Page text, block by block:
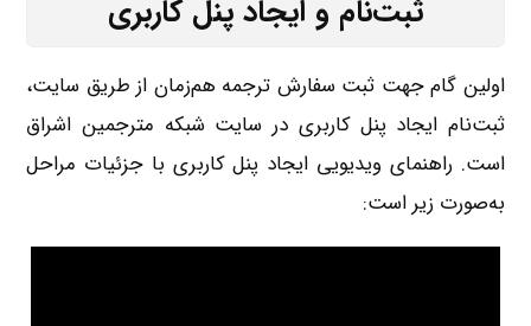
ثبت‌نام و ایجاد پنل کاربری
اولین گام جهت ثبت سفارش ترجمه هم‌زمان از طریق سایت،
ثبت‌نام ایجاد پنل کاربری در سایت شبکه مترجمین اشراق
است. راهنمای ویدیویی ایجاد پنل کاربری با جزئیات مراحل
به‌صورت زیر است: